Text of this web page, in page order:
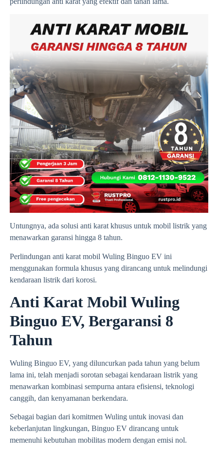
Untungnya, ada solusi anti karat khusus untuk mobil listrik yang
menawarkan garansi hingga 8 tahun.
Perlindungan anti karat mobil Wuling Binguo EV ini
menggunakan formula khusus yang dirancang untuk melindungi
kendaraan listrik dari korosi.
Anti Karat Mobil Wuling
Binguo EV, Bergaransi 8
Tahun
Wuling Binguo EV, yang diluncurkan pada tahun yang belum
lama ini, telah menjadi sorotan sebagai kendaraan listrik yang
menawarkan kombinasi sempurna antara efisiensi, teknologi
canggih, dan kenyamanan berkendara.
Sebagai bagian dari komitmen Wuling untuk inovasi dan
keberlanjutan lingkungan, Binguo EV dirancang untuk
memenuhi kebutuhan mobilitas modern dengan emisi nol.